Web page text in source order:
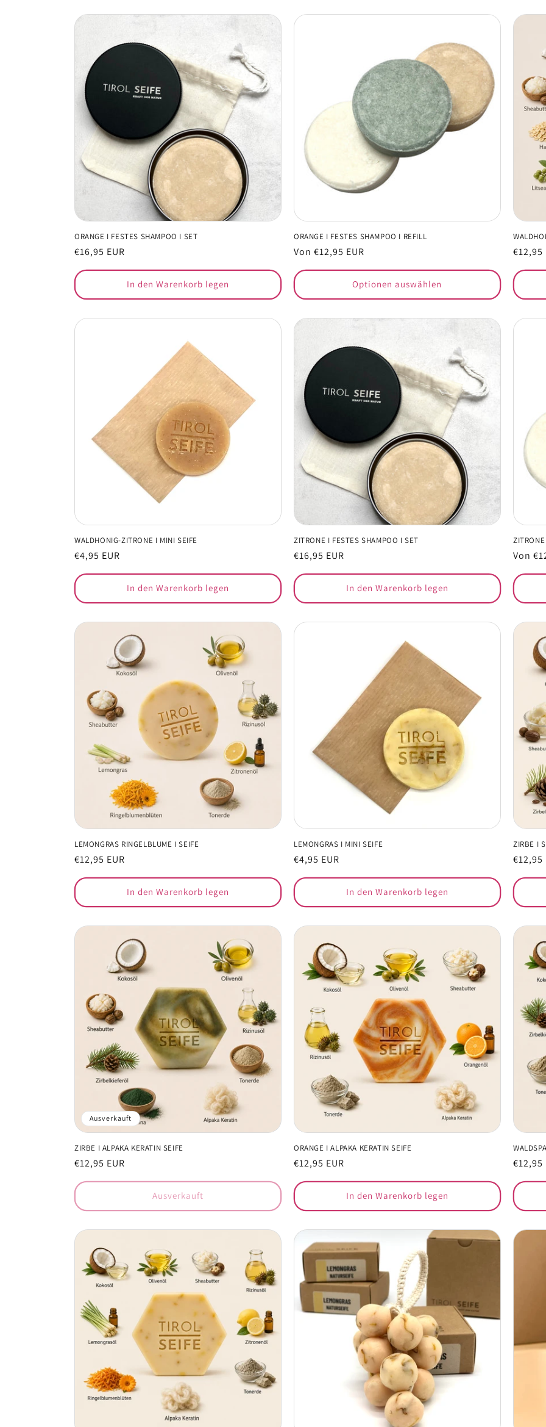
ORANGE I FESTES SHAMPOO I SET
Normaler
Preis
€16,95 EUR
In den Warenkorb legen
ORANGE I FESTES SHAMPOO I REFILL
Normaler
Preis
Von €12,95 EUR
Optionen auswählen
Preis
€12,95
WALDHONIG-ZITRONE I MINI SEIFE
Normaler
Preis
€4,95 EUR
In den Warenkorb legen
ZITRONE I FESTES SHAMPOO I SET
Normaler
Preis
€16,95 EUR
In den Warenkorb legen
Preis
Von
LEMONGRAS RINGELBLUME I SEIFE
Normaler
Preis
€12,95 EUR
In den Warenkorb legen
LEMONGRAS I MINI SEIFE
Normaler
Preis
€4,95 EUR
In den Warenkorb legen
ZIRBE I
Preis
€12,95
Ausverkauft
ZIRBE I ALPAKA KERATIN SEIFE
Normaler
Preis
€12,95 EUR
Ausverkauft
ORANGE I ALPAKA KERATIN SEIFE
Normaler
Preis
€12,95 EUR
In den Warenkorb legen
Preis
€12,95